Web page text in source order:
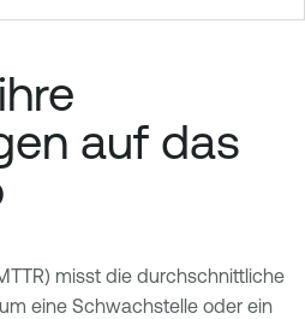
auf das
misst die durchschnittliche
eine Schwachstelle oder ein